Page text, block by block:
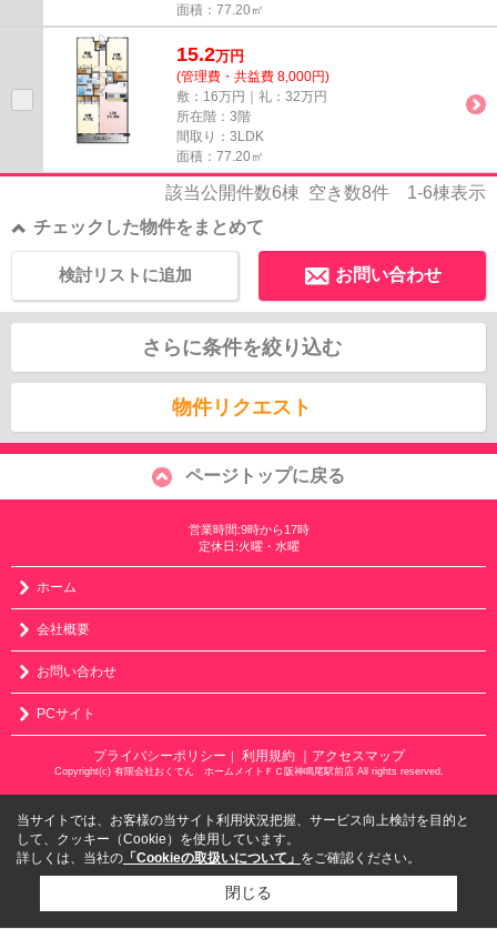
面積：77.20㎡
15.2万円
(管理費・共益費 8,000円)
敷：16万円｜礼：32万円
所在階：3階
間取り：3LDK
面積：77.20㎡
該当公開件数6棟 空き数8件 1-6棟表示
チェックした物件をまとめて
お問い合わせ
検討リストに追加
さらに条件を絞り込む
物件リクエスト
ページトップに戻る
営業時間:9時から17時
定休日:火曜・水曜
ホーム
会社概要
お問い合わせ
PCサイト
プライバシーポリシー ｜ 利用規約 ｜アクセスマップ
Copyright(c) 有限会社おくでん ホームメイトＦＣ阪神鳴尾駅前店 All rights reserved.
当サイトでは、お客様の当サイト利用状況把握、サービス向上検討を目的と
して、クッキー（Cookie）を使用しています。
詳しくは、当社の 「Cookieの取扱いについて」 をご確認ください。
閉じる